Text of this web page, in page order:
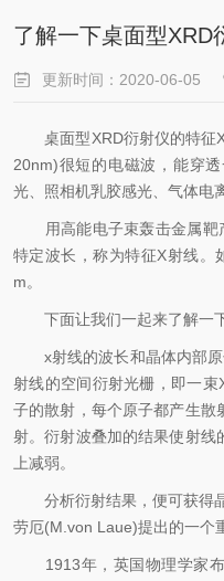
了解一下桌面型XRD
更新时间：2020-06-05
桌面型XRD衍射仪的特征X
20nm)很短的电磁波，能穿
光、照相机乳胶感光、气体电
用高能电子束轰击金属靶
特定波长，称为特征X射线。
m。
下面让我们一起来了解一
x射线的波长和晶体内部原
射线的空间衍射光栅，即一
子的散射，每个原子都产生散
射。衍射波叠加的结果使射线
上减弱。
分析衍射结果，便可获得
劳厄(M.von Laue)提出的一个
1913年，英国物理学家布